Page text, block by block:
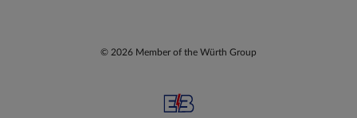
© 2026 Member of the Würth Group